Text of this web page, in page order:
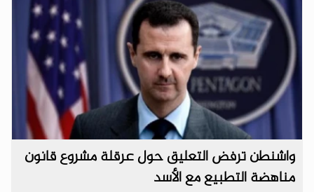
واشنطن ترفض التعليق حول عرقلة مشروع قانون
مناهضة التطبيع مع الأسد